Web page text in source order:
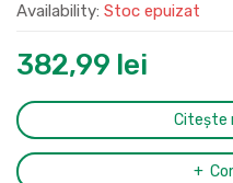
Availability: Stoc epuizat
382,99 lei
Citește